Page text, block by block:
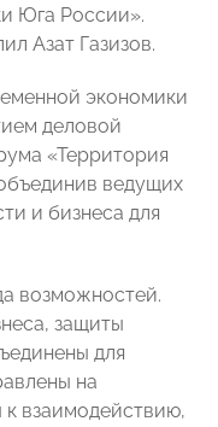
Юга России».
Азат Газизов.
экономики
деловой
«Территория
ведущих
и бизнеса для
возможностей.
защиты
для
на
к взаимодействию,